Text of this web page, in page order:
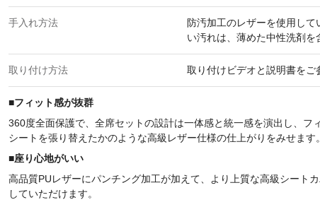
手入れ方法
防汚加工のレザーを使用し
い汚れは、薄めた中性洗剤を
取り付け方法 取り付けビデオと説明書をご
■フィット感が抜群
360度全面保護で、全席セットの設計は一体感と統一感を演出し、フ
シートを張り替えたかのような高級レザー仕様の仕上がりをみせます。
■座り心地がいい
高品質PUレザーにパンチング加工が加えて、より上質な高級シート
していただけます。